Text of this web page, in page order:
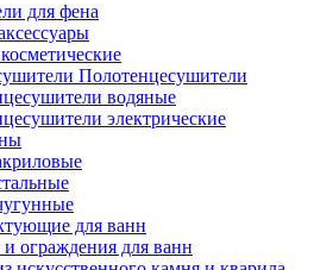
для фена
Полотенцесушители
водяные
электрические
для ванн
ограждения для ванн